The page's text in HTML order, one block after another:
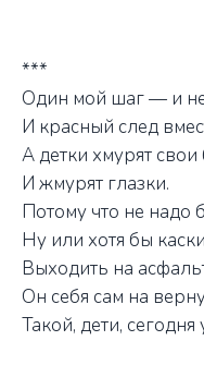
***
Один мой шаг — и
И красный след
А детки хмурят
И жмурят глазки.
Потому что не надо
Ну или хотя бы каски
Выходить на
Он себя сам на
Такой, дети, сегодня